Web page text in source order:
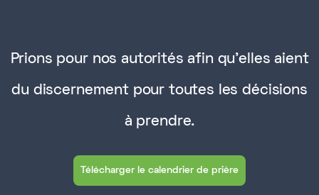
Prions pour nos autorités afin qu'elles aient
du discernement pour toutes les décisions
à prendre.
Télécharger le calendrier de prière